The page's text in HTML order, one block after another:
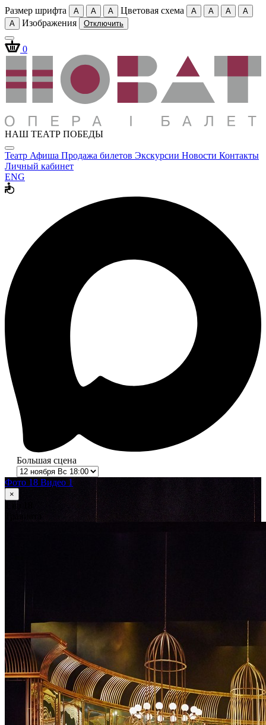
Размер шрифта A A A Цветовая схема A A A
A
A
Изображения Отключить
0
НАШ ТЕАТР ПОБЕДЫ
Театр Афиша Продажа билетов Экскурсии Новости Контакты
Личный кабинет
ENG
Большая сцена
Фото 18 Видео 1
×
из 18
Травиата